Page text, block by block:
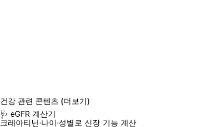
건강 관련 콘텐츠 (더보기)
🩺 eGFR 계산기
크레아티닌·나이·성별로 신장 기능 계산